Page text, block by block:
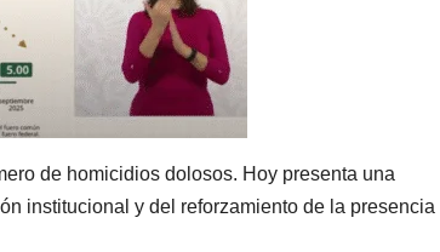
de homicidios dolosos. Hoy presenta una
institucional y del reforzamiento de la presencia